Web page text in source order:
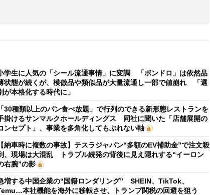
学生に人気の「シール流通事情」に変調 「ボンドロ」は依然品
状態が続くが、模倣品や類似品が大量流通し一部で値崩れ 「選
が本格化する時代に」
「30種類以上のパン食べ放題」で行列のできる新形態レストランを
掛けるサンマルクホールディングス 同社に聞いた「店舗展開の
ンセプト」、事業を多角化してもぶれない軸
【納車時に複数の事故】テスラジャパン“多額のEV補助金”で注文殺
、現場は大混乱 トラブル続発の背後に見え隠れする“イーロン
右腕”の影
増する中国企業の“国籍ロンダリング” SHEIN、TikTok、
本社機能を海外に移転させ、トランプ関税の回避を狙う